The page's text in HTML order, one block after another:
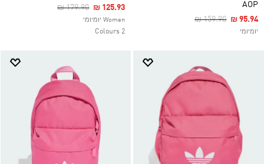
AOP
Price Reduced
₪ 159.90To₪ 95.94
יומיומי
Price Reduced From
₪ 179.90To₪ 125.93
Women יומיומי
2 Colours